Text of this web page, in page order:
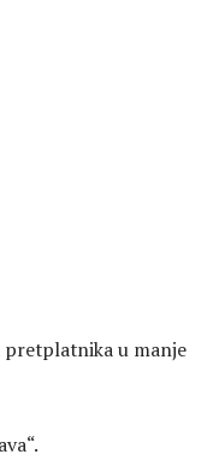
pretplatnika u manje